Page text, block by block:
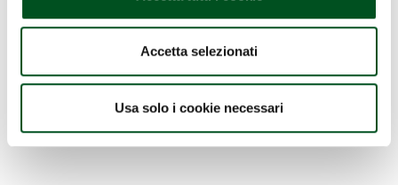
Accetta selezionati
Usa solo i cookie necessari
WEIBANG GARDEN MACHINE
Hall 20Stand B/16